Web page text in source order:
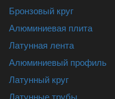
Бронзовый круг
Алюминиевая плита
Латунная лента
Алюминиевый профиль
Латунный круг
Латунные трубы